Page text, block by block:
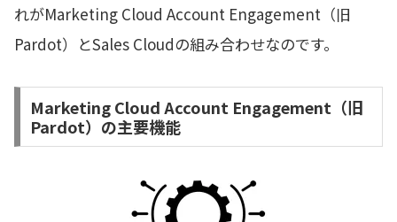
れがMarketing Cloud Account Engagement（旧
Pardot）とSales Cloudの組み合わせなのです。
Marketing Cloud Account Engagement（旧
Pardot）の主要機能